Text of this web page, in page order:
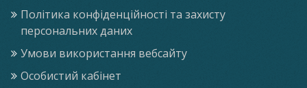
Політика конфіденційності та захисту
персональних даних
Умови використання вебсайту
Особистий кабінет